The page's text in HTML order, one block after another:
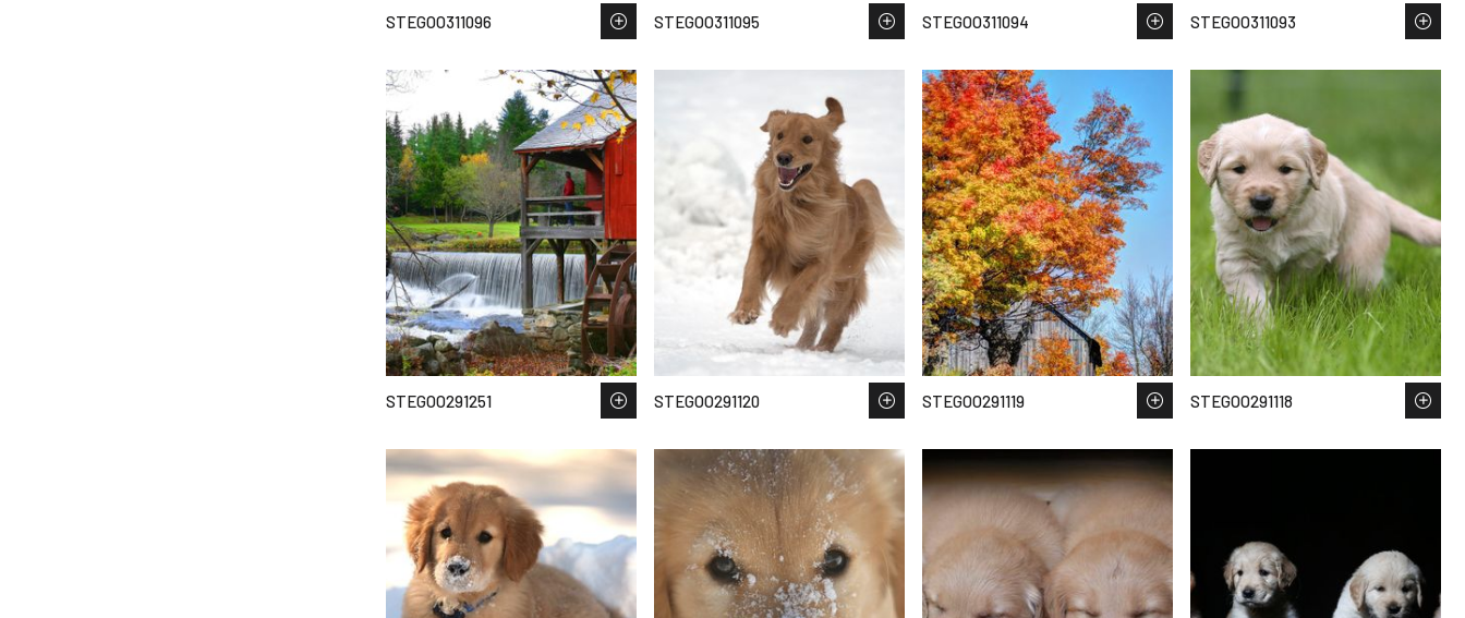
STEGOO311096 STEGOO311095 STEGOO311094 STEGOO311093
STEGOO291251 STEGOO291120 STEGOO291119 STEGOO291118